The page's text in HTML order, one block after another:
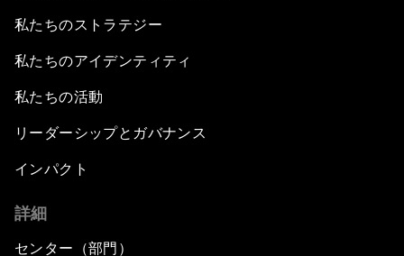
私たちのストラテジー
私たちのアイデンティティ
私たちの活動
リーダーシップとガバナンス
インパクト
詳細
センター（部門）